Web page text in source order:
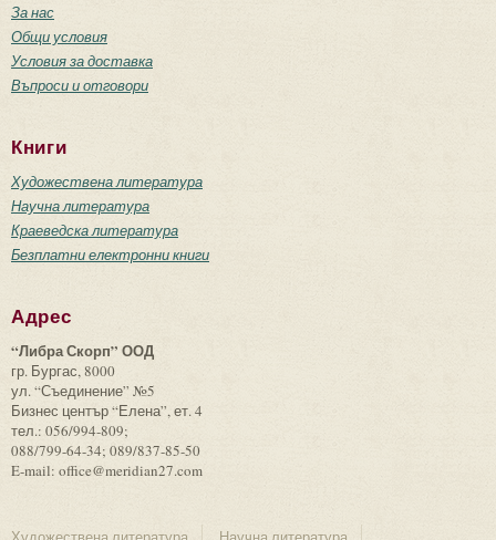
За нас
Общи условия
Условия за доставка
Въпроси и отговори
Книги
Художествена литература
Научна литература
Краеведска литература
Безплатни електронни книги
Адрес
“Либра Скорп” ООД
гр. Бургас, 8000
ул. “Съединение” №5
Бизнес център “Елена”, ет. 4
тел.: 056/994-809;
088/799-64-34; 089/837-85-50
E-mail: office@meridian27.com